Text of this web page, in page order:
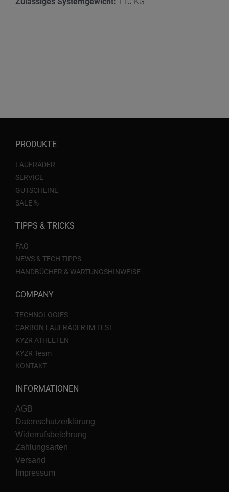
PRODUKTE
LAUFRÄDER
SERVICE
GUTSCHEINE
SALE %
TIPPS & TRICKS
FAQ
NEWS & TECH TIPPS
HANDBÜCHER & WARTUNGSHINWEISE
COMPANY
TECHNOLOGIES
CARBON LAUFRÄDER IM TEST
KYZR ATHLETEN
KYZR Team
KONTAKT
INFORMATIONEN
AGB
Datenschutzerklärung
Widerrufsbelehrung
Zahlungsarten
Versand
Impressum